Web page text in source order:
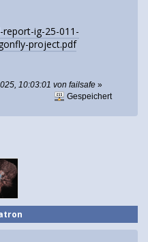
ig-25-011-
project.pdf
10:03:01 von failsafe »
Gespeichert